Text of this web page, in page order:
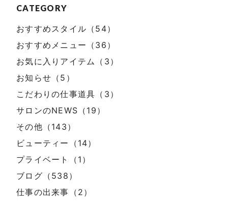
CATEGORY
おすすめスタイル（54）
おすすめメニュー（36）
お気に入りアイテム（3）
お知らせ（5）
こだわりの仕事道具（3）
サロンのNEWS（19）
その他（143）
ビューティー（14）
プライベート（1）
ブログ（538）
仕事の出来事（2）